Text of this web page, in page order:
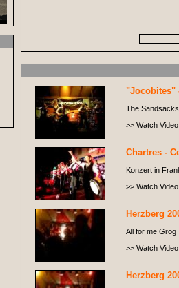
"Jocobites"
The
>> Watch Video
Chartres -
Konzert in
>> Watch Video
Herzberg
All for me Grog
>> Watch Video
Herzberg